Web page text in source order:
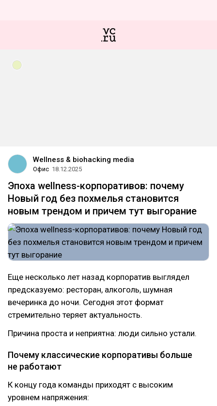
Wellness & biohacking media
Офис 18.12.2025
Эпоха wellness-корпоративов: почему
Новый год без похмелья становится
новым трендом и причем тут выгорание
Еще несколько лет назад корпоратив выглядел
предсказуемо: ресторан, алкоголь, шумная
вечеринка до ночи. Сегодня этот формат
стремительно теряет актуальность.
Причина проста и неприятна: люди сильно устали.
Почему классические корпоративы больше
не работают
К концу года команды приходят с высоким
уровнем напряжения: